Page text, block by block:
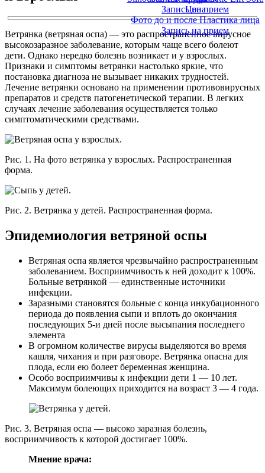
Цена
Фото до и после Пластика лица
Запись на прием
Запись на прием
Ветрянка (ветряная оспа) — это распространенное вирусное
высокозаразное заболевание, которым чаще всего болеют
дети. Однако нередко болезнь возникает и у взрослых.
Признаки и симптомы ветрянки настолько яркие, что
постановка диагноза не вызывает никаких трудностей.
Лечение ветрянки основано на применении противовирусных
препаратов и средств патогенетической терапии. В легких
случаях лечение заболевания осуществляется только
симптоматическими средствами.
Рис. 1. На фото ветрянка у взрослых. Распространенная
форма.
Рис. 2. Ветрянка у детей. Распространенная форма.
Эпидемиология ветряной оспы
Ветряная оспа является чрезвычайно распространенным
заболеванием. Восприимчивость к ней доходит к 100%.
Больные ветрянкой — единственные источники
инфекции.
Заразными становятся больные с конца инкубационного
периода до появления сыпи и вплоть до окончания
последующих 5-и дней после высыпания последнего
элемента
В огромном количестве вирусы выделяются во время
кашля, чихания и при разговоре. Ветрянка опасна для
плода, если ею болеет беременная женщина.
Особо восприимчивы к инфекции дети 1 — 10 лет.
Максимум болеющих приходится на возраст 3 — 4 года.
Рис. 3. Ветряная оспа — высоко заразная болезнь,
восприимчивость к которой достигает 100%.
Мнение врача: